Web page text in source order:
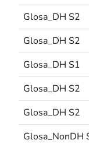
Glosa_DH S2
Glosa_DH S2
PEK
Glosa_DH S1
Glosa_DH S2
Glosa_DH S2
Glosa_NonDH